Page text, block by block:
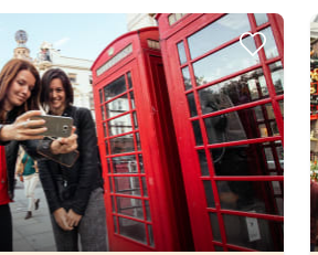
votre local favori